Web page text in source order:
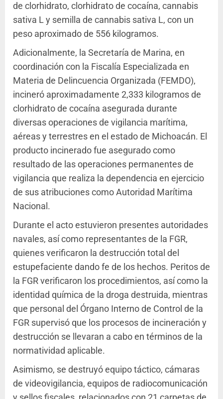
de clorhidrato, clorhidrato de cocaína, cannabis
sativa L y semilla de cannabis sativa L, con un
peso aproximado de 556 kilogramos.
Adicionalmente, la Secretaría de Marina, en
coordinación con la Fiscalía Especializada en
Materia de Delincuencia Organizada (FEMDO),
incineró aproximadamente 2,333 kilogramos de
clorhidrato de cocaína asegurada durante
diversas operaciones de vigilancia marítima,
aéreas y terrestres en el estado de Michoacán. El
producto incinerado fue asegurado como
resultado de las operaciones permanentes de
vigilancia que realiza la dependencia en ejercicio
de sus atribuciones como Autoridad Marítima
Nacional.
Durante el acto estuvieron presentes autoridades
navales, así como representantes de la FGR,
quienes verificaron la destrucción total del
estupefaciente dando fe de los hechos. Peritos de
la FGR verificaron los procedimientos, así como la
identidad química de la droga destruida, mientras
que personal del Órgano Interno de Control de la
FGR supervisó que los procesos de incineración y
destrucción se llevaran a cabo en términos de la
normatividad aplicable.
Asimismo, se destruyó equipo táctico, cámaras
de videovigilancia, equipos de radiocomunicación